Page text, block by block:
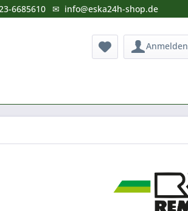
✉ info@eska24h-shop.de
6685610
Anmelden